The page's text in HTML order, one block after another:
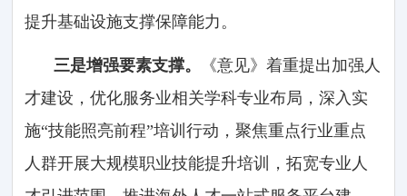
提升基础设施支撑保障能力。
三是增强要素支撑。
《意见》着重提出加强人
才建设，优化服务业相关学科专业布局，深入实
施“技能照亮前程”培训行动，聚焦重点行业重点
人群开展大规模职业技能提升培训，拓宽专业人